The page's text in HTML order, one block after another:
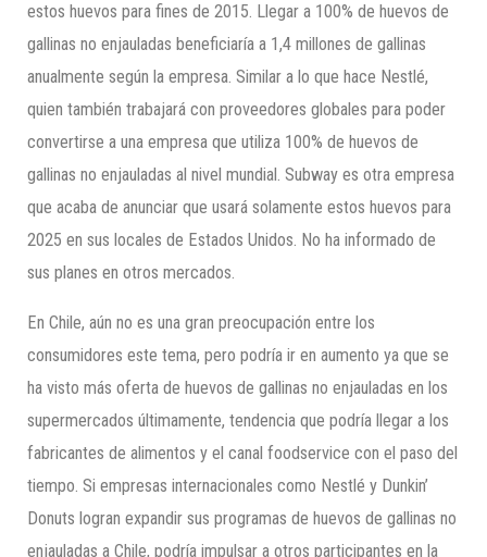
estos huevos para fines de 2015. Llegar a 100% de huevos de
gallinas no enjauladas beneficiaría a 1,4 millones de gallinas
anualmente según la empresa. Similar a lo que hace Nestlé,
quien también trabajará con proveedores globales para poder
convertirse a una empresa que utiliza 100% de huevos de
gallinas no enjauladas al nivel mundial. Subway es otra empresa
que acaba de anunciar que usará solamente estos huevos para
2025 en sus locales de Estados Unidos. No ha informado de
sus planes en otros mercados.
En Chile, aún no es una gran preocupación entre los
consumidores este tema, pero podría ir en aumento ya que se
ha visto más oferta de huevos de gallinas no enjauladas en los
supermercados últimamente, tendencia que podría llegar a los
fabricantes de alimentos y el canal foodservice con el paso del
tiempo. Si empresas internacionales como Nestlé y Dunkin’
Donuts logran expandir sus programas de huevos de gallinas no
enjauladas a Chile, podría impulsar a otros participantes en la